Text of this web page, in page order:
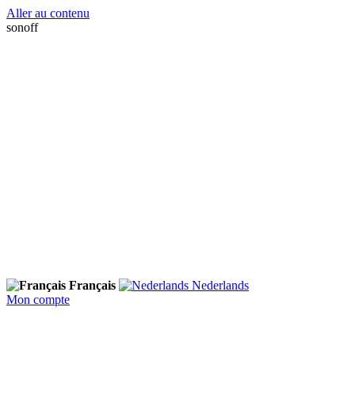
Aller au contenu
sonoff
Français
Nederlands
Mon compte